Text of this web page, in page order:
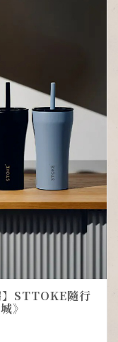
STTOKE隨行
》